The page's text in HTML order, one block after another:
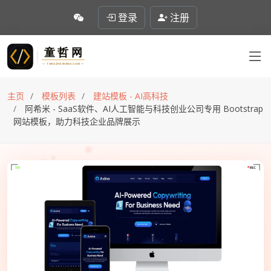
登录 注册
主页 模板列表
建站模板 - AI高科技
阿希米 - SaaS软件、AI人工智能与科技创业公司专用 Bootstrap
网站模板，助力科技企业品牌展示